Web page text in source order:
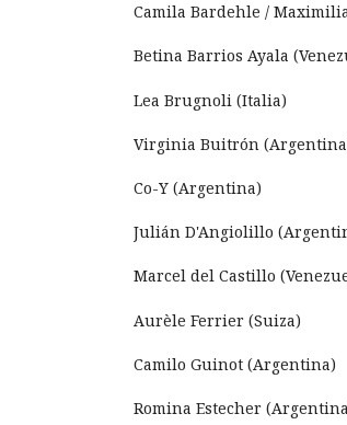
Camila Bardehle /
Betina Barrios Ayala
Lea Brugnoli (Italia)
Virginia Buitrón
Co-Y (Argentina)
Julián D'Angiolillo
Marcel del Castillo
Aurèle Ferrier (Suiza)
Camilo Guinot (Argentina)
Romina Estecher